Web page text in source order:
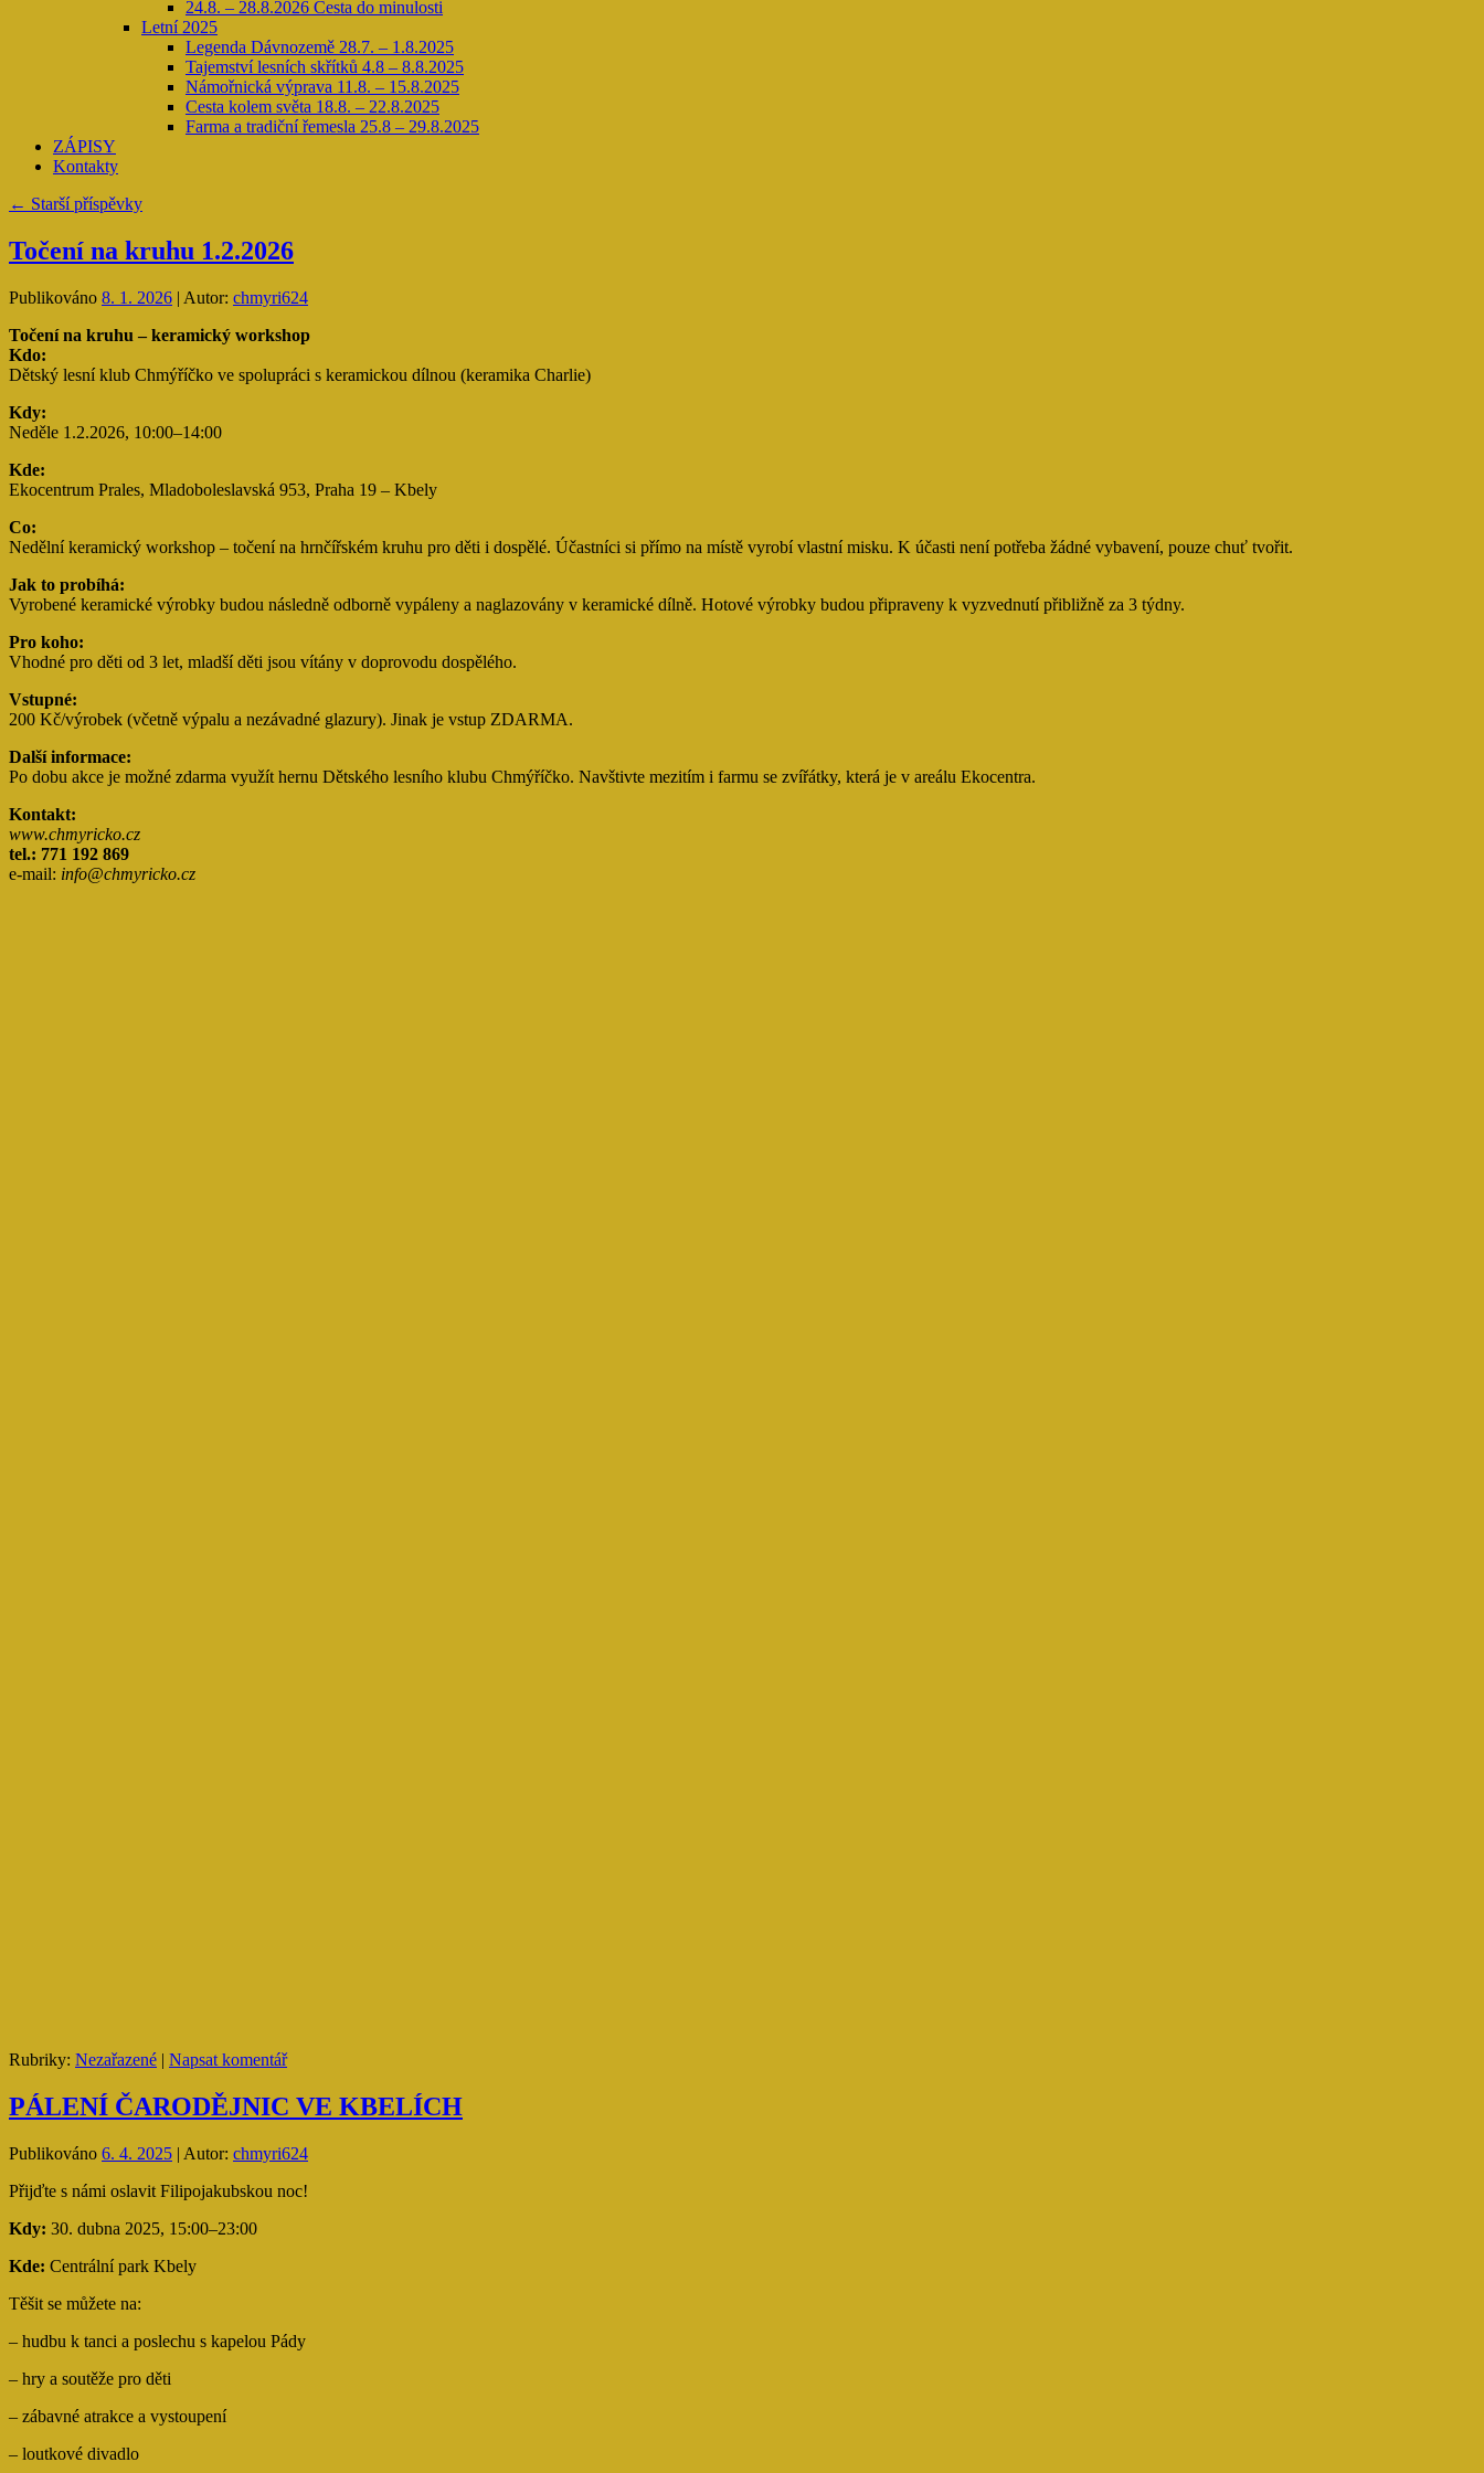
24.8. – 28.8.2026 Cesta do minulosti
Letní 2025
Legenda Dávnozemě 28.7. – 1.8.2025
Tajemství lesních skřítků 4.8 – 8.8.2025
Námořnická výprava 11.8. – 15.8.2025
Cesta kolem světa 18.8. – 22.8.2025
Farma a tradiční řemesla 25.8 – 29.8.2025
ZÁPISY
Kontakty
← Starší příspěvky
Točení na kruhu 1.2.2026
Publikováno 8. 1. 2026 | Autor: chmyri624
Točení na kruhu – keramický workshop
Kdo:
Dětský lesní klub Chmýříčko ve spolupráci s keramickou dílnou (keramika Charlie)
Kdy:
Neděle 1.2.2026, 10:00–14:00
Kde:
Ekocentrum Prales, Mladoboleslavská 953, Praha 19 – Kbely
Co:
Nedělní keramický workshop – točení na hrnčířském kruhu pro děti i dospělé. Účastníci si přímo na místě vyrobí vlastní misku. K účasti není potřeba žádné vybavení, pouze chuť tvořit.
Jak to probíhá:
Vyrobené keramické výrobky budou následně odborně vypáleny a naglazovány v keramické dílně. Hotové výrobky budou připraveny k vyzvednutí přibližně za 3 týdny.
Pro koho:
Vhodné pro děti od 3 let, mladší děti jsou vítány v doprovodu dospělého.
Vstupné:
200 Kč/výrobek (včetně výpalu a nezávadné glazury). Jinak je vstup ZDARMA.
Další informace:
Po dobu akce je možné zdarma využít hernu Dětského lesního klubu Chmýříčko. Navštivte mezitím i farmu se zvířátky, která je v areálu Ekocentra.
Kontakt:
www.chmyricko.cz
tel.: 771 192 869
e-mail: info@chmyricko.cz
Rubriky: Nezařazené | Napsat komentář
PÁLENÍ ČARODĚJNIC VE KBELÍCH
Publikováno 6. 4. 2025 | Autor: chmyri624
Přijďte s námi oslavit Filipojakubskou noc!
Kdy: 30. dubna 2025, 15:00–23:00
Kde: Centrální park Kbely
Těšit se můžete na:
– hudbu k tanci a poslechu s kapelou Pády
– hry a soutěže pro děti
– zábavné atrakce a vystoupení
– loutkové divadlo